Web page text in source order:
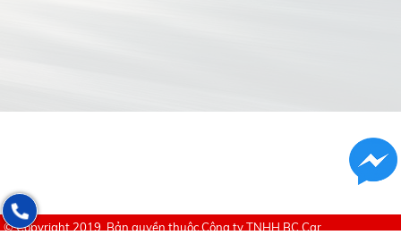
© Copyright 2019. Bản quyền thuộcCông ty TNHH BC Car